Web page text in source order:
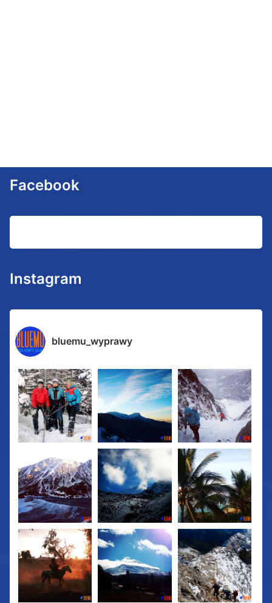
Facebook
Instagram
bluemu_wyprawy